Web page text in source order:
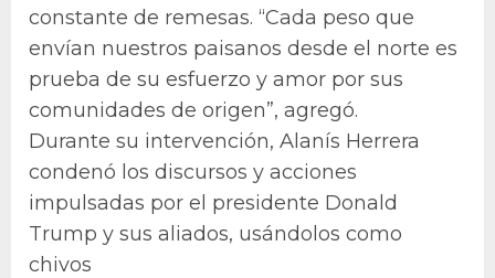
constante de remesas. “Cada peso que
envían nuestros paisanos desde el norte es
prueba de su esfuerzo y amor por sus
comunidades de origen”, agregó.
Durante su intervención, Alanís Herrera
condenó los discursos y acciones
impulsadas por el presidente Donald
Trump y sus aliados, usándolos como
chivos